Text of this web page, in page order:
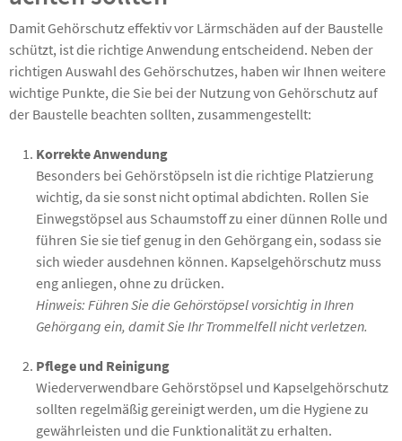
Damit Gehörschutz effektiv vor Lärmschäden auf der Baustelle
schützt, ist die richtige Anwendung entscheidend. Neben der
richtigen Auswahl des Gehörschutzes, haben wir Ihnen weitere
wichtige Punkte, die Sie bei der Nutzung von Gehörschutz auf
der Baustelle beachten sollten, zusammengestellt:
Korrekte Anwendung
Besonders bei Gehörstöpseln ist die richtige Platzierung
wichtig, da sie sonst nicht optimal abdichten. Rollen Sie
Einwegstöpsel aus Schaumstoff zu einer dünnen Rolle und
führen Sie sie tief genug in den Gehörgang ein, sodass sie
sich wieder ausdehnen können. Kapselgehörschutz muss
eng anliegen, ohne zu drücken.
Hinweis: Führen Sie die Gehörstöpsel vorsichtig in Ihren
Gehörgang ein, damit Sie Ihr Trommelfell nicht verletzen.
Pflege und Reinigung
Wiederverwendbare Gehörstöpsel und Kapselgehörschutz
sollten regelmäßig gereinigt werden, um die Hygiene zu
gewährleisten und die Funktionalität zu erhalten.